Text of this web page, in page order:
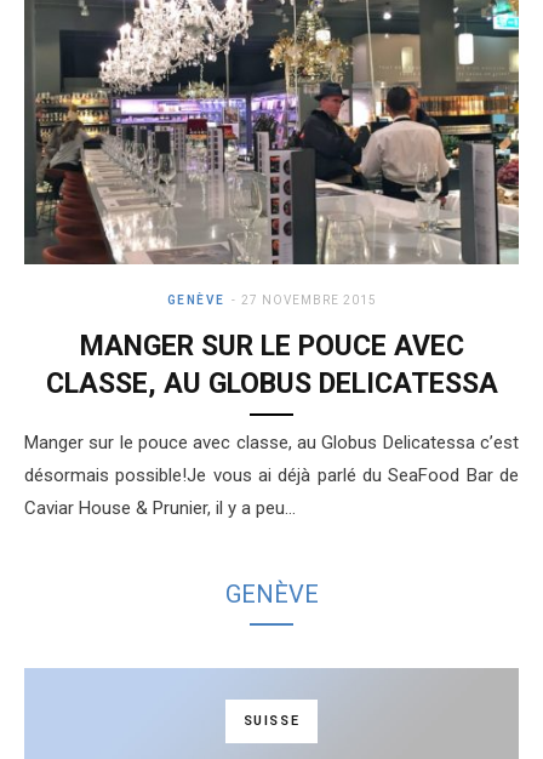
GENÈVE 27 NOVEMBRE 2015
MANGER SUR LE POUCE AVEC
CLASSE, AU GLOBUS DELICATESSA
Manger sur le pouce avec classe, au Globus Delicatessa c’est
désormais possible!Je vous ai déjà parlé du SeaFood Bar de
Caviar House & Prunier, il y a peu…
GENÈVE
SUISSE